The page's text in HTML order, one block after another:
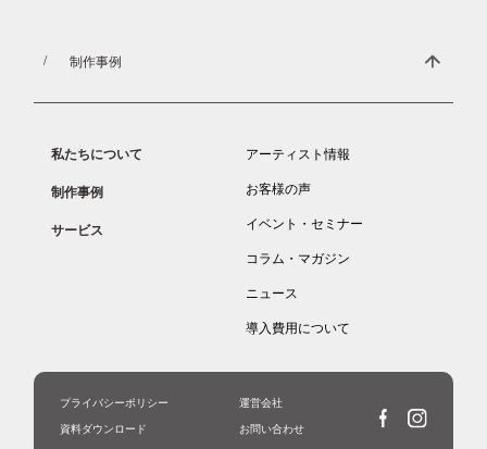
制作事例
私たちについて
制作事例
サービス
アーティスト情報
お客様の声
イベント・セミナー
コラム・マガジン
ニュース
導入費用について
プライバシーポリシー
運営会社
資料ダウンロード
お問い合わせ